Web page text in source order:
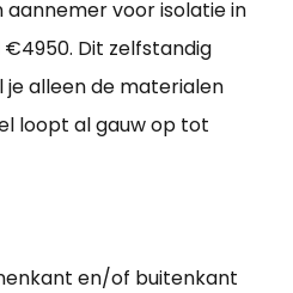
voor isolatie in
Dit zelfstandig
alleen de materialen
loopt al gauw op tot
en/of buitenkant